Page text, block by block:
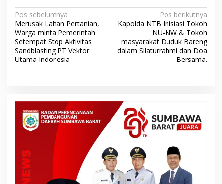
N
a
v
i
s
p
Pos sebelumnya
Merusak Lahan Pertanian,
Warga minta Pemerintah
Setempat Stop Aktivitas
Sandblasting PT Vektor
Utama Indonesia
Pos berikutnya
Kapolda NTB Inisiasi Tokoh
NU-NW & Tokoh
masyarakat Duduk Bareng
dalam Silaturrahmi dan Doa
Bersama.